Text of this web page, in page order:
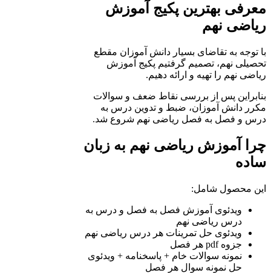
معرفی بهترین پکیج آموزش
ریاضی نهم
با توجه به تقاضای بسیار دانش آموزان مقطع
تحصیلی نهم، تصمیم گرفتیم پکیج آموزش
ریاضی نهم را تهیه و ارائه دهیم.
بنابراین پس از بررسی نقاط ضعف و سوالات
مکرر دانش آموزان، ضبط و تدوین درس به
درس و فصل به فصل ریاضی نهم شروع شد.
چرا آموزش ریاضی نهم به زبان
ساده
این محصول شامل:
ویدئوی آموزش فصل به فصل و درس به
درس ریاضی نهم
ویدئوی حل تمرینات هر درس ریاضی نهم
جزوه pdf هر فصل
نمونه سوالات خام + پاسخنامه + ویدئوی
حل نمونه سوال هر فصل